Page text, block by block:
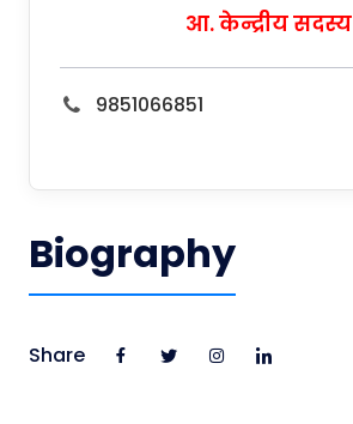
आ. केन्द्रीय सदस्य
9851066851
Biography
Share